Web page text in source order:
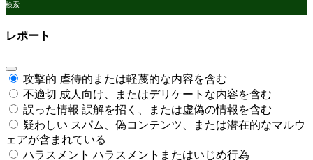
検索
レポート
攻撃的 虐待的または軽蔑的な内容を含む
不適切 成人向け、またはデリケートな内容を含む
誤った情報 誤解を招く、または虚偽の情報を含む
疑わしい スパム、偽コンテンツ、または潜在的なマルウ
ェアが含まれている
ハラスメント ハラスメントまたはいじめ行為